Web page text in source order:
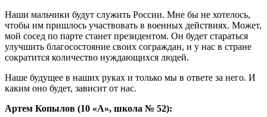
Наши мальчики будут служить России. Мне бы не хотелось,
чтобы им пришлось участвовать в военных действиях. Может,
мой сосед по парте станет президентом. Он будет стараться
улучшить благосостояние своих сограждан, и у нас в стране
сократится количество нуждающихся людей.
Наше будущее в наших руках и только мы в ответе за него. И
каким оно будет, зависит от нас.
Артем Копылов (10 «А», школа № 52):